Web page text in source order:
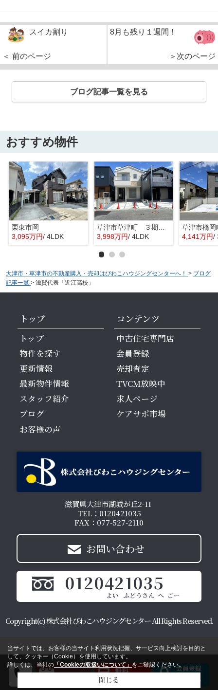
スイカ割り
＜ 前のページ
8月も残り１週間！
＞次のページ
ブログ記事一覧を見る
おすすめ物件
栗東市岡
3,095万円/ 4LDK
3,998万円/ 4LDK 4,141万円/
大津市・草津市の不動産購入・売却はびわこハウジングセンターへ！ > ブログ
記事一覧 > 滋賀代表「近江高校」
トップ
トップ
物件を探す
更新情報
最新物件情報
スタッフ紹介
ブログ
お客様の声
コンテンツ
中古住宅専門店
会員登録
売却査定
TVCM放映中
求人ページ
ケアサポ市場
滋賀県大津市湖城が丘2-11
TEL：0120421035
FAX：077-527-2110
お問い合わせ
0120421035
Copyright(c) 株式会社びわこハウジングセンター All Rights Reserved.
当サイトでは、お客様の当サイト利用状況把握、サービス向上検討を目的と
して、クッキー（Cookie）を使用しています。
詳しくは、当社の 「Cookieの取扱いについて」 をご確認ください。
閉じる